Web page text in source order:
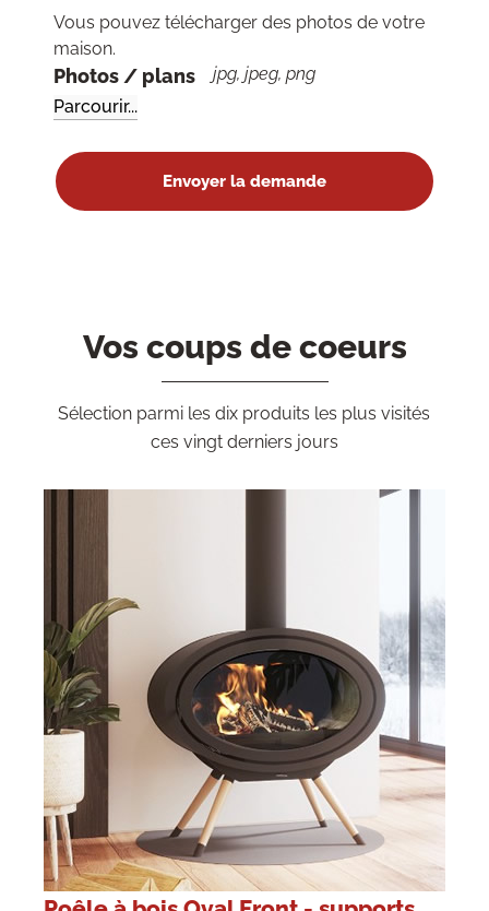
Vous pouvez télécharger des photos de votre
maison.
Photos / plans jpg, jpeg, png
Vos coups de coeurs
Sélection parmi les dix produits les plus visités
ces vingt derniers jours